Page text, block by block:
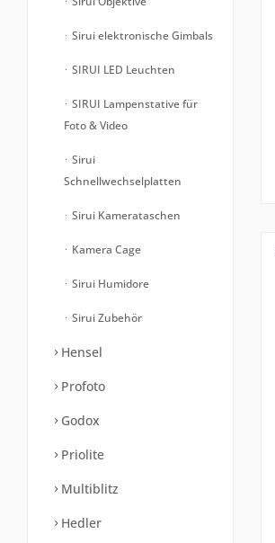
Sirui elektronische Gimbals
SIRUI LED Leuchten
SIRUI Lampenstative für
Foto & Video
Sirui
Schnellwechselplatten
Sirui Kamerataschen
Kamera Cage
Sirui Humidore
Sirui Zubehör
Hensel
Profoto
Godox
Priolite
Multiblitz
Hedler